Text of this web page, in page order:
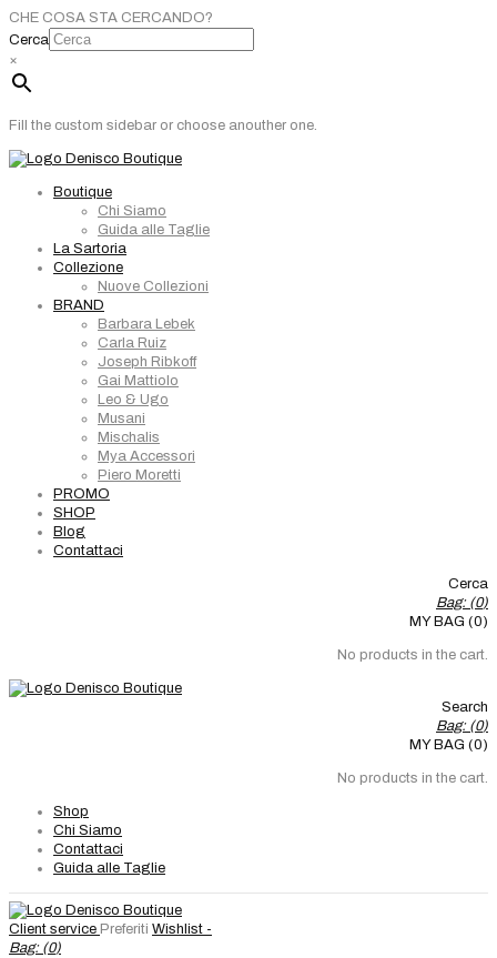
CHE COSA STA CERCANDO?
Cerca
×
Fill the custom sidebar or choose anouther one.
Boutique
Chi Siamo
Guida alle Taglie
La Sartoria
Collezione
Nuove Collezioni
BRAND
Barbara Lebek
Carla Ruiz
Joseph Ribkoff
Gai Mattiolo
Leo & Ugo
Musani
Mischalis
Mya Accessori
Piero Moretti
PROMO
SHOP
Blog
Contattaci
Cerca
Bag: (0)
MY BAG (0)
No products in the cart.
Search
Bag: (0)
MY BAG (0)
No products in the cart.
Shop
Chi Siamo
Contattaci
Guida alle Taglie
Client service Preferiti Wishlist -
Bag: (0)